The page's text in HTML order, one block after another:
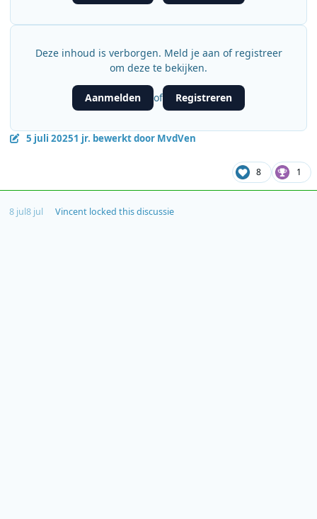
Deze inhoud is verborgen. Meld je aan of registreer
om deze te bekijken.
Aanmelden of Registreren
5 juli 20251 jr. bewerkt door MvdVen
8 1
8 jul8 jul Vincentlocked this discussie